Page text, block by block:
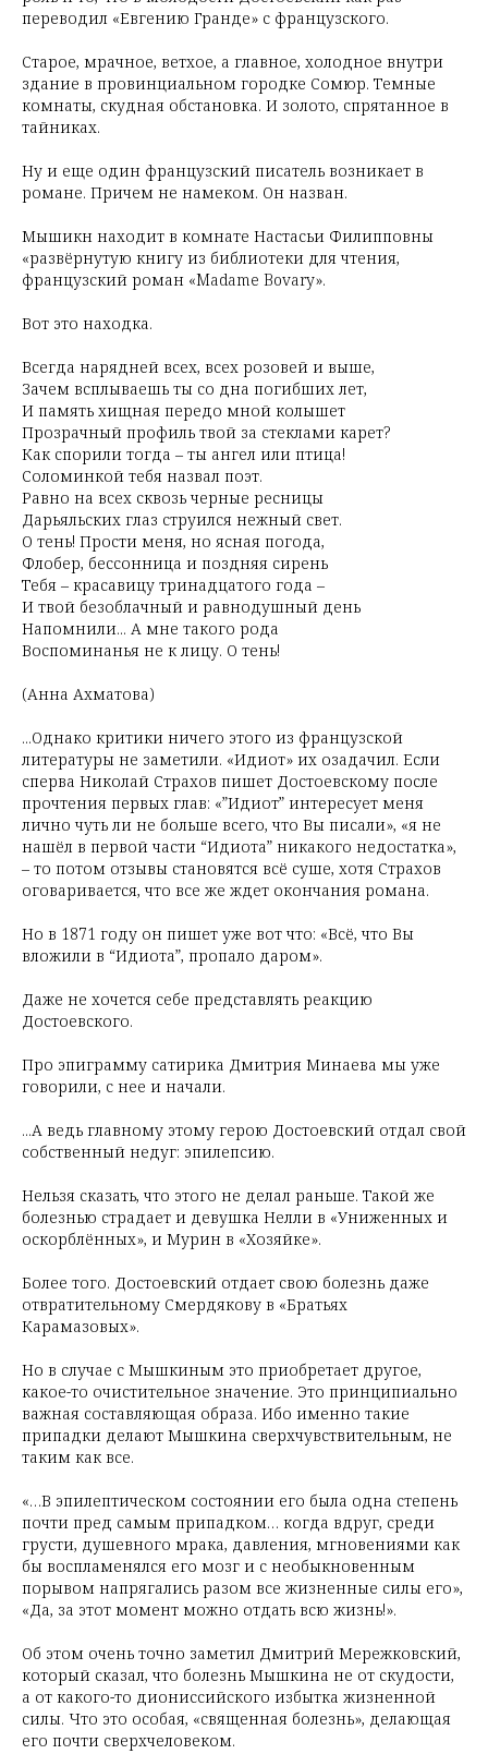
переводил «Евгению Гранде» с французского.
Старое, мрачное, ветхое, а главное, холодное внутри
здание в провинциальном городке Сомюр. Темные
комнаты, скудная обстановка. И золото, спрятанное в
тайниках.
Ну и еще один французский писатель возникает в
романе. Причем не намеком. Он назван.
Мышикн находит в комнате Настасьи Филипповны
«развёрнутую книгу из библиотеки для чтения,
французский роман «Madame Bovary».
Вот это находка.
Всегда нарядней всех, всех розовей и выше,
Зачем всплываешь ты со дна погибших лет,
И память хищная передо мной колышет
Прозрачный профиль твой за стеклами карет?
Как спорили тогда – ты ангел или птица!
Соломинкой тебя назвал поэт.
Равно на всех сквозь черные ресницы
Дарьяльских глаз струился нежный свет.
О тень! Прости меня, но ясная погода,
Флобер, бессонница и поздняя сирень
Тебя – красавицу тринадцатого года –
И твой безоблачный и равнодушный день
Напомнили... А мне такого рода
Воспоминанья не к лицу. О тень!
(Анна Ахматова)
...Однако критики ничего этого из французской
литературы не заметили. «Идиот» их озадачил. Если
сперва Николай Страхов пишет Достоевскому после
прочтения первых глав: «”Идиот” интересует меня
лично чуть ли не больше всего, что Вы писали», «я не
нашёл в первой части “Идиота” никакого недостатка»,
– то потом отзывы становятся всё суше, хотя Страхов
оговаривается, что все же ждет окончания романа.
Но в 1871 году он пишет уже вот что: «Всё, что Вы
вложили в “Идиота”, пропало даром».
Даже не хочется себе представлять реакцию
Достоевского.
Про эпиграмму сатирика Дмитрия Минаева мы уже
говорили, с нее и начали.
...А ведь главному этому герою Достоевский отдал свой
собственный недуг: эпилепсию.
Нельзя сказать, что этого не делал раньше. Такой же
болезнью страдает и девушка Нелли в «Униженных и
оскорблённых», и Мурин в «Хозяйке».
Более того. Достоевский отдает свою болезнь даже
отвратительному Смердякову в «Братьях
Карамазовых».
Но в случае с Мышкиным это приобретает другое,
какое-то очистительное значение. Это принципиально
важная составляющая образа. Ибо именно такие
припадки делают Мышкина сверхчувствительным, не
таким как все.
«…В эпилептическом состоянии его была одна степень
почти пред самым припадком… когда вдруг, среди
грусти, душевного мрака, давления, мгновениями как
бы воспламенялся его мозг и с необыкновенным
порывом напрягались разом все жизненные силы его»,
«Да, за этот момент можно отдать всю жизнь!».
Об этом очень точно заметил Дмитрий Мережковский,
который сказал, что болезнь Мышкина не от скудости,
а от какого-то диониссийского избытка жизненной
силы. Что это особая, «священная болезнь», делающая
его почти сверхчеловеком.